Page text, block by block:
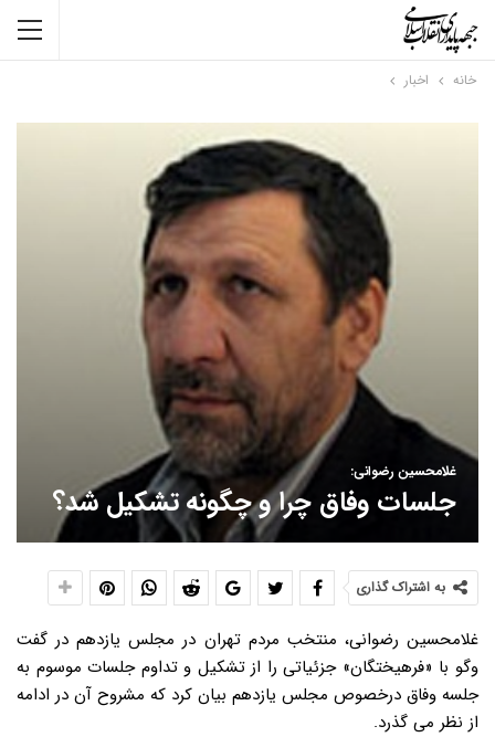
خانه اخبار
غلامحسین رضوانی:
جلسات وفاق چرا و چگونه تشکیل شد؟
به اشتراک گذاری
غلامحسین رضوانی، منتخب مردم تهران در مجلس یازدهم در گفت
وگو با «فرهیختگان» جزئیاتی را از تشکیل و تداوم جلسات موسوم به
جلسه وفاق درخصوص مجلس یازدهم بیان کرد که مشروح آن در ادامه
از نظر می گذرد.